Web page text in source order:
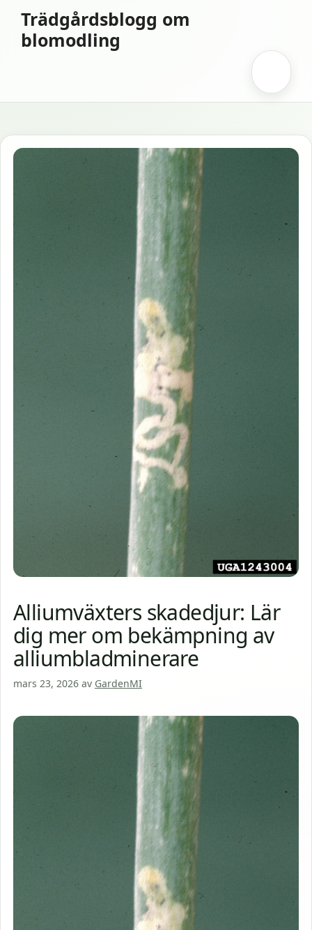
innehåll
Trädgårdsblogg om
blomodling
Alliumväxters skadedjur: Lär
dig mer om bekämpning av
alliumbladminerare
mars 23, 2026 av GardenMI